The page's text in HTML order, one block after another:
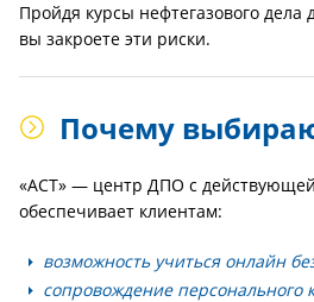
Пройдя курсы нефтегазового дела
вы закроете эти риски.
Почему
«АСТ» — центр ДПО с
обеспечивает клиентам:
возможность учиться онлайн
сопровождение персонального